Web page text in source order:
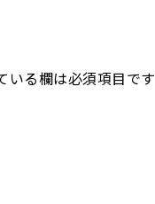
いる欄は必須項目です